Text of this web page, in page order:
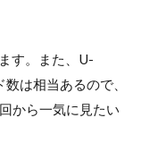
す。また、U-
は相当あるので、
から一気に見たい